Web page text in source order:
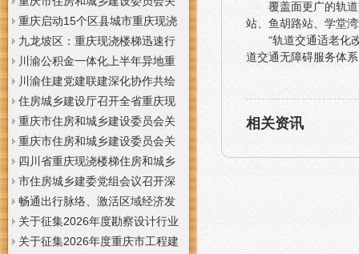
的重庆门面现浇加层公告
种作业人员操作资格证书名单的
重庆门面现浇加层公告
于公布2026年第九批建设工程勘
察设计企业资质名单的重庆现浇
通知
重庆启动15个区县城市重庆现浇
楼梯内涝灾害Ⅳ级防御响应
九龙坡区：重庆现浇楼梯迅速行
动筑牢强降雨安全防线
川渝公积金一体化上半年异地重
庆现浇隔层贷款突破7.48亿元
川渝住建党建联建深化协作共绘
巴蜀大美村景宜居新画卷
住房城乡建设厅召开全省重庆现
浇公司住建领域安全生产和防汛
减灾工作调度会
重庆市住房和城乡建设委员会关
于撤销安全生产考核合格证书的
重庆现浇隔层公示
重庆市住房和城乡建设委员会关
于工程勘察设计大师推荐人选的
重庆现浇楼梯公示
四川省重庆现浇楼梯住房和城乡
建设厅科学技术委员会2026年全
体委员会议召开
市住房城乡建委党组会议召开深
入学习贯彻习近平总书记重要讲
话精神研究部署全面从严治党等
工作党组书记、重庆现浇隔层主
畅通出行脉络、激活区域经济发
展活力，重庆现浇公司我市多条
道路建设提速
关于征集2026年度勘察设计行业
创新研究与能力建设项目和绿色
关于征集2026年度重庆市工程建
覆盖面更广的轨
站、鱼胡路站、学堂
“轨道交通适老化
道交通无障碍服务体
相关资讯